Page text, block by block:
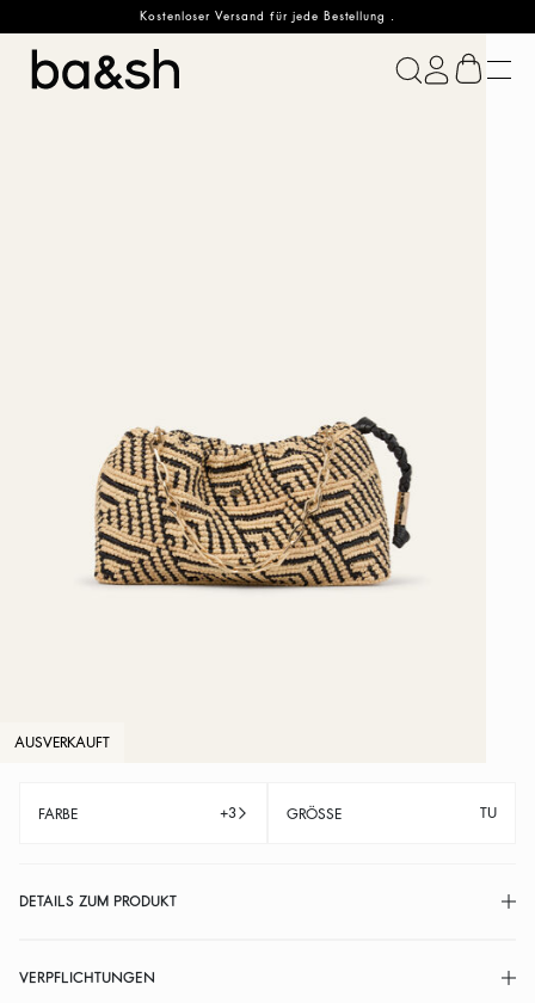
Kostenloser Versand für jede Bestellung .
ba&sh
AUSVERKAUFT
FARBE +3 GRÖSSE TU
DETAILS ZUM PRODUKT
VERPFLICHTUNGEN